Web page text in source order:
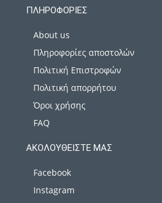
ΠΛΗΡΟΦΟΡΊΕΣ
About us
Πληροφορίες αποστολών
Πολιτική Επιστροφών
Πολιτική απορρήτου
Όροι χρήσης
FAQ
ΑΚΟΛΟΥΘΕΊΣΤΕ ΜΑΣ
Facebook
Instagram